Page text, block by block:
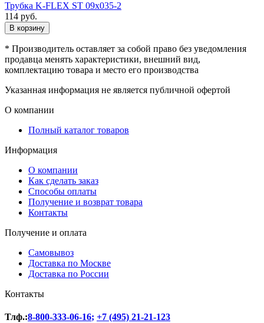
Трубка K-FLEX ST 09х035-2
114 руб.
В корзину
* Производитель оставляет за собой право без уведомления
продавца менять характеристики, внешний вид,
комплектацию товара и место его производства
Указанная информация не является публичной офертой
О компании
Полный каталог товаров
Информация
О компании
Как сделать заказ
Способы оплаты
Получение и возврат товара
Контакты
Получение и оплата
Самовывоз
Доставка по Москве
Доставка по России
Контакты
Тлф.:8-800-333-06-16; +7 (495) 21-21-123